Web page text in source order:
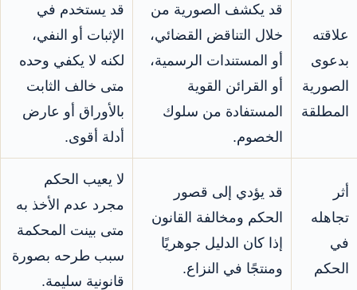
علاقته
بدعوى
الصورية
المطلقة
قد يكشف الصورية من
خلال التناقض القضائي،
أو المستندات الرسمية،
أو القرائن القوية
المستفادة من سلوك
الخصوم.
قد يستخدم في
الإثبات أو النفي،
لكنه لا يكفي وحده
متى خالف الثابت
بالأوراق أو عارض
أدلة أقوى.
أثر
تجاهله
في
الحكم
قد يؤدي إلى قصور
الحكم ومخالفة القانون
إذا كان الدليل جوهريًا
ومنتجًا في النزاع.
لا يعيب الحكم
مجرد عدم الأخذ به
متى بينت المحكمة
سبب طرحه بصورة
قانونية سليمة.